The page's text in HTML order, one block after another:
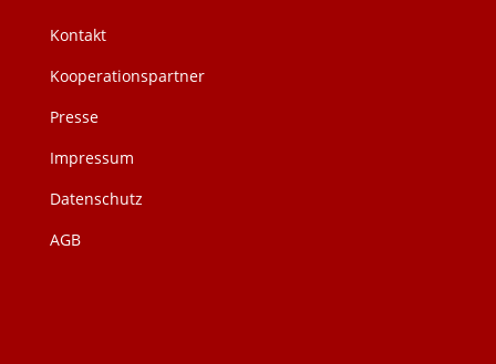
Kontakt
Kooperationspartner
Presse
Impressum
Datenschutz
AGB